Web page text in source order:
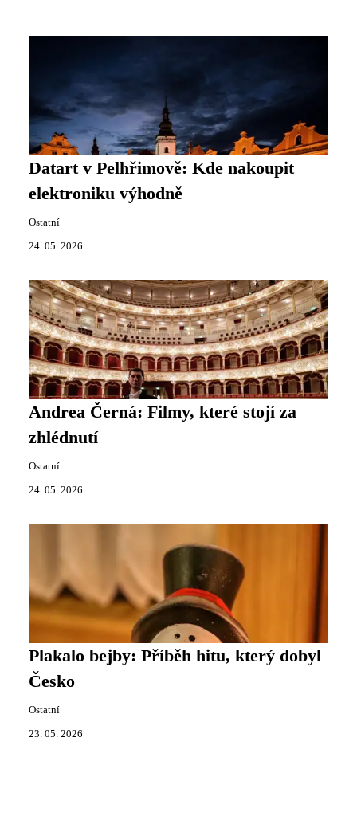
Datart v Pelhřimově: Kde nakoupit
elektroniku výhodně
Ostatní
24. 05. 2026
Andrea Černá: Filmy, které stojí za
zhlédnutí
Ostatní
24. 05. 2026
Plakalo bejby: Příběh hitu, který dobyl
Česko
Ostatní
23. 05. 2026